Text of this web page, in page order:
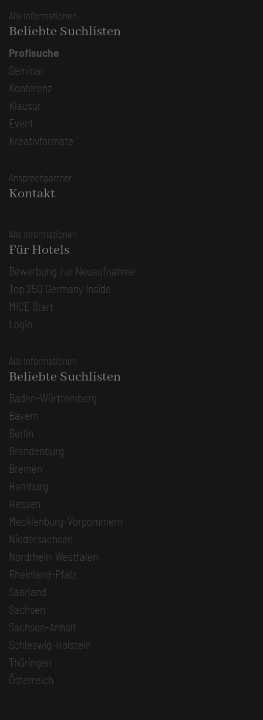
Alle Informationen
Beliebte Suchlisten
Profisuche
Seminar
Konferenz
Klausur
Event
Kreativformate
Ansprechpartner
Kontakt
Alle Informationen
Für Hotels
Bewerbung zur Neuaufnahme
Top 250 Germany Inside
MICE Start
Login
Alle Informationen
Beliebte Suchlisten
Baden-Württemberg
Bayern
Berlin
Brandenburg
Bremen
Hamburg
Hessen
Mecklenburg-Vorpommern
Niedersachsen
Nordrhein-Westfalen
Rheinland-Pfalz
Saarland
Sachsen
Sachsen-Anhalt
Schleswig-Holstein
Thüringen
Österreich